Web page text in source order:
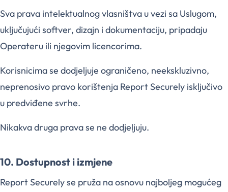
Sva prava intelektualnog vlasništva u vezi sa Uslugom,
uključujući softver, dizajn i dokumentaciju, pripadaju
Operateru ili njegovim licencorima.
Korisnicima se dodjeljuje ograničeno, neekskluzivno,
neprenosivo pravo korištenja Report Securely isključivo
u predviđene svrhe.
Nikakva druga prava se ne dodjeljuju.
10. Dostupnost i izmjene
Report Securely se pruža na osnovu najboljeg mogućeg